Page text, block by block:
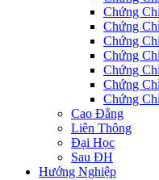
Chứng
Chứng
Chứng
Chứng
Chứng
Chứng
Chứng
Cao Đẳng
Liên Thông
Đại Học
Sau ĐH
Hướng Nghiệp